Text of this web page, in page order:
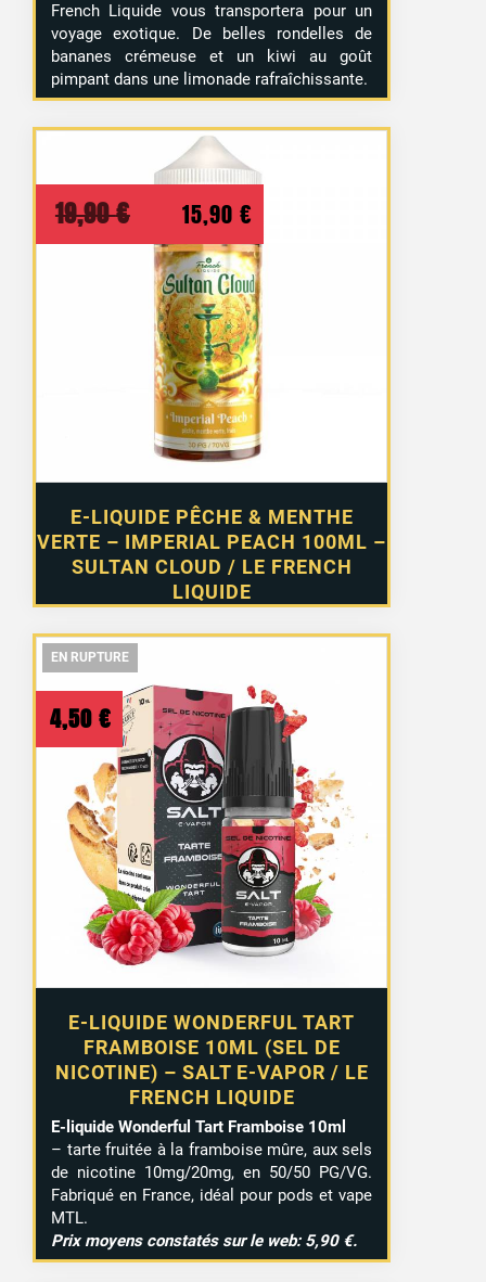
French Liquide vous transportera pour un
voyage exotique. De belles rondelles de
bananes crémeuse et un kiwi au goût
pimpant dans une limonade rafraîchissante.
E-LIQUIDE PÊCHE & MENTHE
VERTE – IMPERIAL PEACH 100ML –
SULTAN CLOUD / LE FRENCH
LIQUIDE
19,90€
Le
prix
initial
était :
19,90 €.
15,90 €
prix
actuel
est :
15,90 €.
EN RUPTURE
EN RUPTURE
E-LIQUIDE WONDERFUL TART
FRAMBOISE 10ML (SEL DE
NICOTINE) – SALT E-VAPOR / LE
FRENCH LIQUIDE
4,50 €
E-liquide Wonderful Tart Framboise 10ml
– tarte fruitée à la framboise mûre, aux sels
de nicotine 10mg/20mg, en 50/50 PG/VG.
Fabriqué en France, idéal pour pods et vape
MTL.
Prix moyens constatés sur le web: 5,90 €.
EN RUPTURE